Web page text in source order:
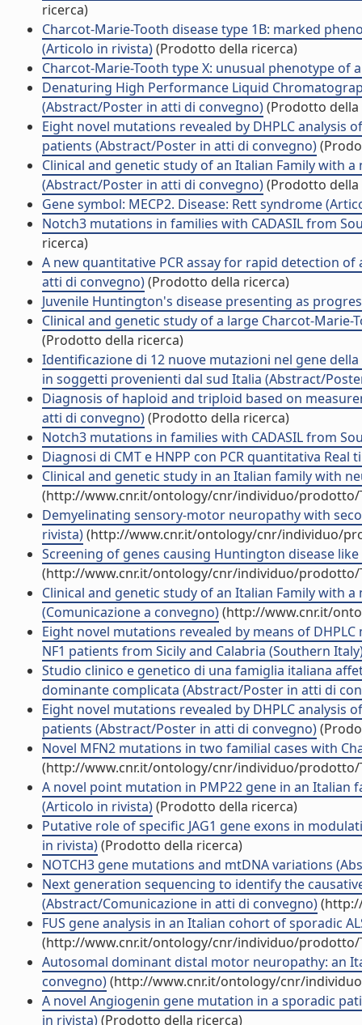
ricerca)
Charcot-Marie-Tooth disease type 1B: marked
(Articolo in rivista)(Prodotto della ricerca)
Charcot-Marie-Tooth type X: unusual phenotype of
Denaturing High Performance Liquid
(Abstract/Poster in atti di convegno)(Prodotto della
Eight novel mutations revealed by DHPLC analysis
patients (Abstract/Poster in atti di convegno)
Clinical and genetic study of an Italian Family with
(Abstract/Poster in atti di convegno)(Prodotto della
Gene symbol: MECP2. Disease: Rett syndrome
Notch3 mutations in families with CADASIL from
ricerca)
A new quantitative PCR assay for rapid detection
atti di convegno)(Prodotto della ricerca)
Juvenile Huntington's disease presenting as
Clinical and genetic study of a large Charcot-
(Prodotto della ricerca)
Identificazione di 12 nuove mutazioni nel gene
in soggetti provenienti dal sud Italia (Abstract/
Diagnosis of haploid and triploid based on
atti di convegno)(Prodotto della ricerca)
Notch3 mutations in families with CADASIL from
Diagnosi di CMT e HNPP con PCR quantitativa
Clinical and genetic study in an Italian family with
(http://www.cnr.it/ontology/cnr/individuo/prodotto/
Demyelinating sensory-motor neuropathy with
rivista)(http://www.cnr.it/ontology/cnr/individuo/
Screening of genes causing Huntington disease
(http://www.cnr.it/ontology/cnr/individuo/prodotto/
Clinical and genetic study of an Italian Family with
(Comunicazione a convegno)(http://www.cnr.it/
Eight novel mutations revealed by means of
NF1 patients from Sicily and Calabria (Southern
Studio clinico e genetico di una famiglia italiana
dominante complicata (Abstract/Poster in atti di
Eight novel mutations revealed by DHPLC analysis
patients (Abstract/Poster in atti di convegno)
Novel MFN2 mutations in two familial cases with
(http://www.cnr.it/ontology/cnr/individuo/prodotto/
A novel point mutation in PMP22 gene in an
(Articolo in rivista)(Prodotto della ricerca)
Putative role of specific JAG1 gene exons in
in rivista)(Prodotto della ricerca)
NOTCH3 gene mutations and mtDNA variations
Next generation sequencing to identify the
(Abstract/Comunicazione in atti di convegno)
FUS gene analysis in an Italian cohort of sporadic
(http://www.cnr.it/ontology/cnr/individuo/prodotto/
Autosomal dominant distal motor neuropathy: an
convegno)(http://www.cnr.it/ontology/cnr/
A novel Angiogenin gene mutation in a sporadic
in rivista)(Prodotto della ricerca)